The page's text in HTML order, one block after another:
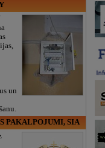
un
PAKALPOJUMI, SIA